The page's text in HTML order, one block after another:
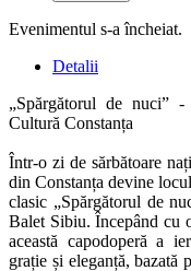
Evenimentul s-a încheiat.
Detalii
„Spărgătorul de nuci”
Cultură Constanța
Într-o zi de sărbătoare
din Constanța devine
clasic „Spărgătorul de
Balet Sibiu. Începând cu
această capodoperă a
grație și eleganță,